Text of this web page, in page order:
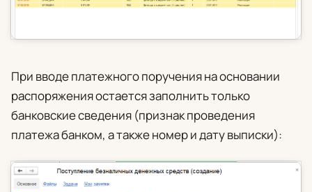
При вводе платежного поручения на основании
распоряжения остается заполнить только
банковские сведения (признак проведения
платежа банком, а также номер и дату выписки):